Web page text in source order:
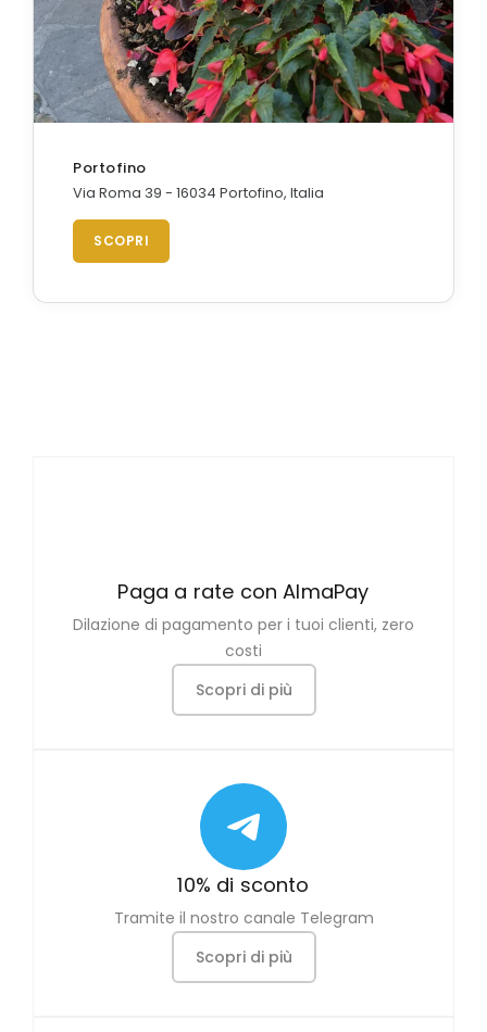
Portofino
Via Roma 39 - 16034 Portofino, Italia
SCOPRI
Paga a rate con AlmaPay
Dilazione di pagamento per i tuoi clienti, zero
costi
Scopri di più
10% di sconto
Tramite il nostro canale Telegram
Scopri di più